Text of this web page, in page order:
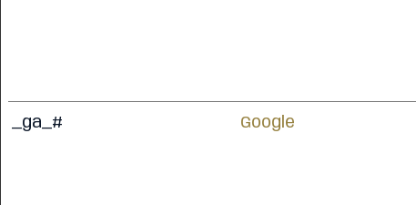
_ga_# Google